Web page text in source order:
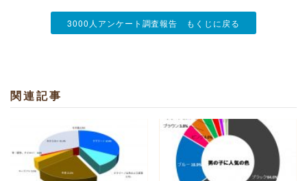
3000人アンケート調査報告 もくじに戻る
関連記事